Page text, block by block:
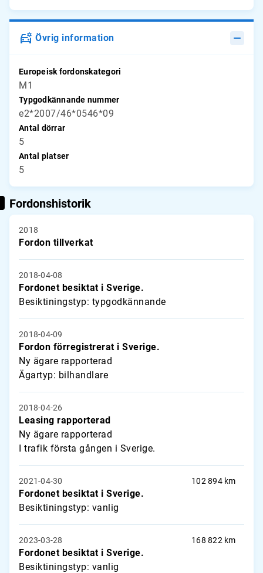
Övrig information
Europeisk fordonskategori
M1
Typgodkännande nummer
e2*2007/46*0546*09
Antal dörrar
5
Antal platser
5
Fordonshistorik
2018
Fordon tillverkat
2018-04-08
Fordonet besiktat i Sverige.
Besiktiningstyp: typgodkännande
2018-04-09
Fordon förregistrerat i Sverige.
Ny ägare rapporterad
Ägartyp: bilhandlare
2018-04-26
Leasing rapporterad
Ny ägare rapporterad
I trafik första gången i Sverige.
2021-04-30
Fordonet besiktat i Sverige.
Besiktiningstyp: vanlig
102 894 km
2023-03-28
Fordonet besiktat i Sverige.
Besiktiningstyp: vanlig
168 822 km